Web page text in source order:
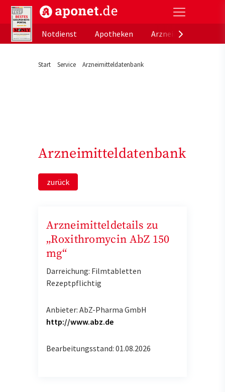
aponet.de - Das offizielle Gesundheitsportal der
Notdienst
Apotheken
Start Service Arzneimitteldatenbank
Arzneimitteldatenbank
zurück
Arzneimitteldetails zu
„Roxithromycin AbZ 150
mg“
Darreichung: Filmtabletten
Rezeptpflichtig
Anbieter: AbZ-Pharma GmbH
http://www.abz.de
Bearbeitungsstand: 01.08.2026